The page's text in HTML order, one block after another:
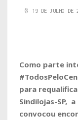
19 DE JULHO DE
Como parte
para
Sindilojas-SP,
convocou